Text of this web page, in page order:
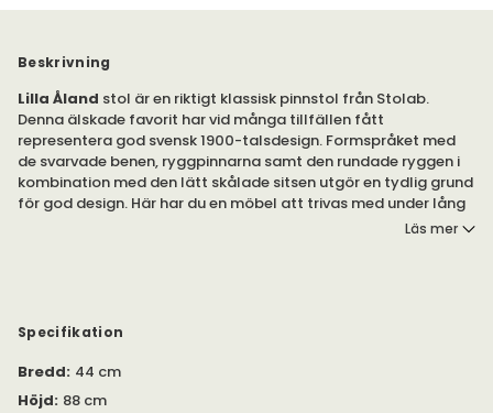
Beskrivning
Lilla Åland stol är en riktigt klassisk pinnstol från Stolab.
Denna älskade favorit har vid många tillfällen fått
representera god svensk 1900-talsdesign. Formspråket med
de svarvade benen, ryggpinnarna samt den rundade ryggen i
kombination med den lätt skålade sitsen utgör en tydlig grund
för god design. Här har du en möbel att trivas med under lång
Inspirationen fick Carl Malmsten vid ett besök i Finnströms
Han ritade av dessa och efter vissa egna justeringar och
kompletteringar, typiska för Carl Malmstens stil, kunde en
Läs mer
Specifikation
Bredd: 44 cm
Höjd: 88 cm